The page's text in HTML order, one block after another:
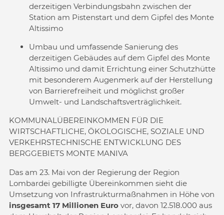
derzeitigen Verbindungsbahn zwischen der
Station am Pistenstart und dem Gipfel des Monte
Altissimo
Umbau und umfassende Sanierung des
derzeitigen Gebäudes auf dem Gipfel des Monte
Altissimo und damit Errichtung einer Schutzhütte
mit besonderem Augenmerk auf der Herstellung
von Barrierefreiheit und möglichst großer
Umwelt- und Landschaftsverträglichkeit.
KOMMUNALÜBEREINKOMMEN FÜR DIE
WIRTSCHAFTLICHE, ÖKOLOGISCHE, SOZIALE UND
VERKEHRSTECHNISCHE ENTWICKLUNG DES
BERGGEBIETS MONTE MANIVA
Das am 23. Mai von der Regierung der Region
Lombardei gebilligte Übereinkommen sieht die
Umsetzung von Infrastrukturmaßnahmen in Höhe von
insgesamt 17 Millionen Euro vor, davon 12.518.000 aus